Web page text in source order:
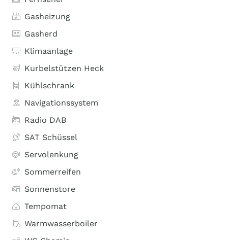
Gasheizung
Gasherd
Klimaanlage
Kurbelstützen Heck
Kühlschrank
Navigationssystem
Radio DAB
SAT Schüssel
Servolenkung
Sommerreifen
Sonnenstore
Tempomat
Warmwasserboiler